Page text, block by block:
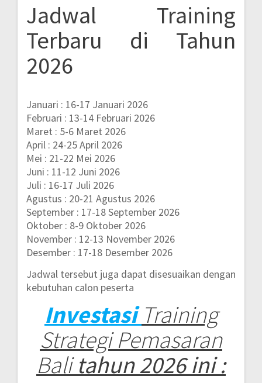
Jadwal Training
Terbaru di Tahun
2026
Januari : 16-17 Januari 2026
Februari : 13-14 Februari 2026
Maret : 5-6 Maret 2026
April : 24-25 April 2026
Mei : 21-22 Mei 2026
Juni : 11-12 Juni 2026
Juli : 16-17 Juli 2026
Agustus : 20-21 Agustus 2026
September : 17-18 September 2026
Oktober : 8-9 Oktober 2026
November : 12-13 November 2026
Desember : 17-18 Desember 2026
Jadwal tersebut juga dapat disesuaikan dengan
kebutuhan calon peserta
Investasi Training
Strategi Pemasaran
Balitahun 2026 ini :